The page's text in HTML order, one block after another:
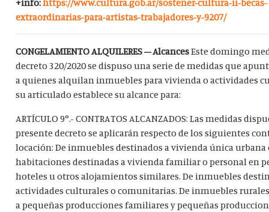
+info:https://www.cultura.gob.ar/sostener-cultura-ii-becas-
extraordinarias-para-artistas-trabajadores-y-9207/
CONGELAMIENTO ALQUILERES – AlcancesEste domingo
decreto 320/2020 se dispuso una serie de medidas que
a quienes alquilan inmuebles para vivienda o actividades
su articulado establece su alcance para:
ARTÍCULO 9°.- CONTRATOS ALCANZADOS: Las medidas
presente decreto se aplicarán respecto de los siguientes
locación: De inmuebles destinados a vivienda única urbana
habitaciones destinadas a vivienda familiar o personal en
hoteles u otros alojamientos similares. De inmuebles
actividades culturales o comunitarias. De inmuebles
a pequeñas producciones familiares y pequeñas